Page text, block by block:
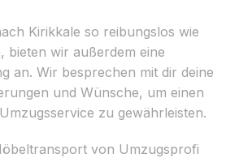
Kirikkale so reibungslos wie
bieten wir außerdem eine
an. Wir besprechen mit dir deine
und Wünsche, um einen
zu gewährleisten.
von Umzugsprofi